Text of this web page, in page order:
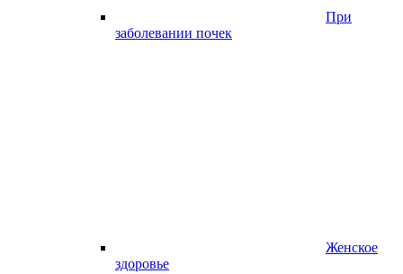
При
заболевании почек
Женское
здоровье